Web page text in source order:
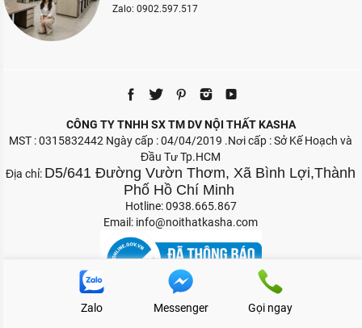
Zalo: 0902.597.517
CÔNG TY TNHH SX TM DV NỘI THẤT KASHA
MST : 0315832442 Ngày cấp : 04/04/2019 .Nơi cấp : Sở Kế Hoạch và
Đầu Tư Tp.HCM
Địa chỉ: D5/641 Đường Vườn Thơm, Xã Bình Lợi,Thành
Phố Hồ Chí Minh
Hotline: 0938.665.867
Email: info@noithatkasha.com
Bản quyền 2026 Nội Thất Kasha
Zalo Messenger Gọi ngay